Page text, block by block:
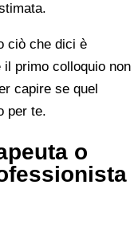
ciò che dici è
primo colloquio non
capire se quel
per te.
o